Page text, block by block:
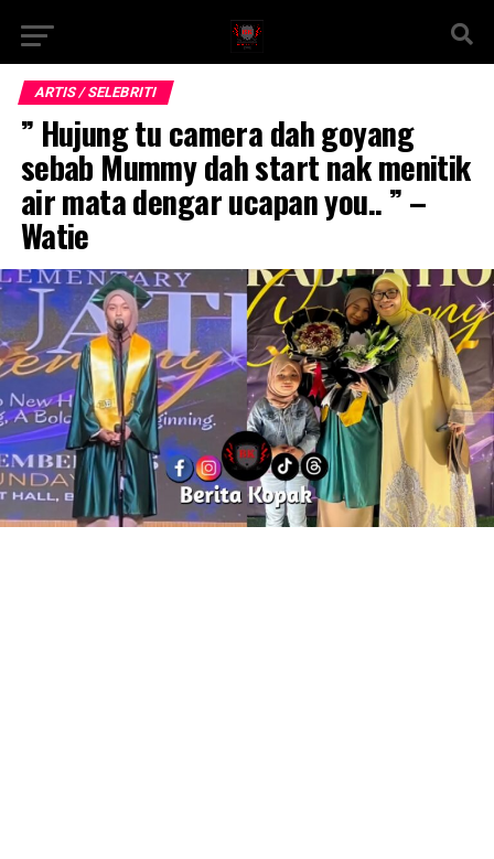
ARTIS / SELEBRITI
” Hujung tu camera dah goyang
sebab Mummy dah start nak menitik
air mata dengar ucapan you.. ” –
Watie